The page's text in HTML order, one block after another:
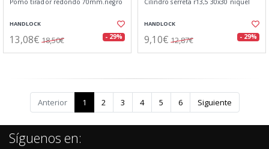
Pomo tirador redondo 70mm.negro
HANDLOCK
13,08€ 18,50€ - 29%
Cilindro serreta r13,5 30x30 niquel
HANDLOCK
9,10€ 12,87€ - 29%
Anterior 1 2 3 4 5 6 Siguiente
Síguenos en: